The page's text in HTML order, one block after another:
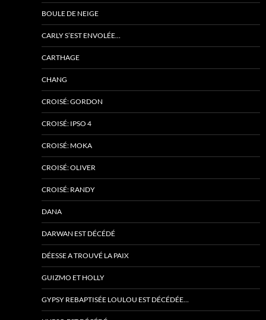
BOULE DE NEIGE
CARLY S’EST ENVOLÉE…
CARTHAGE
CHANG
CROISÉ: GORDON
CROISÉ: IPSO 4
CROISÉ: MOKA
CROISÉ: OLIVER
CROISÉ: RANDY
DANA
DARWAN EST DÉCÉDÉ
DÉESSE A TROUVÉ LA PAIX
GUIZMO ET HOLLY
GYPSY REBAPTISÉE LOULOU EST DÉCÉDÉE…